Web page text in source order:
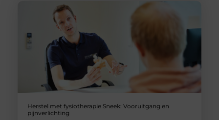
Herstel met fysiotherapie Sneek: Vooruitgang en
pijnverlichting